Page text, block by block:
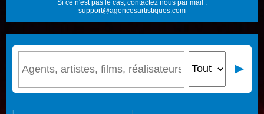
Si ce n'est pas le cas, contactez nous par mail :
support@agencesartistiques.com